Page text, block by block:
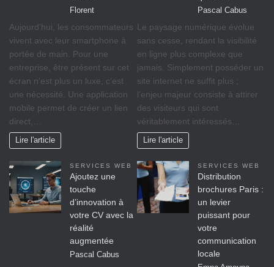
Florent
Aujourd’hui, les consommateurs
vivent avec leur smartphone à
portée de main. Pour une
entreprise, être présent sur cet
écran n’est plus un luxe, c’est
une nécessité. Une application
mobile permet de créer un lien
direct,…
Lire l'article
Pascal Cabus
Le paysage numérique évolue
sans cesse, rendant la visibilité
en ligne plus complexe que
jamais. Simplement posséder un
site internet ne suffit plus ;
l’enjeu majeur consiste à attirer
des visiteurs qui sont
véritablement intéressés…
Lire l'article
SERVICES WEB
Ajoutez une
touche
d’innovation à
votre CV avec la
réalité
augmentée
Pascal Cabus
SERVICES WEB
Distribution
brochures Paris :
un levier
puissant pour
votre
communication
locale